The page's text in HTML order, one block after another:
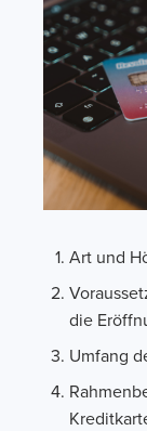
Art und
die
Umfang